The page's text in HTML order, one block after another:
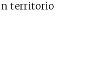
territorio